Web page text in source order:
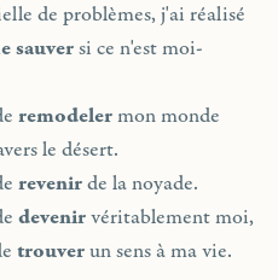
de problèmes, j'ai réalisé
sauversi ce n'est moi-
remodelermon monde
le désert.
revenirde la noyade.
devenirvéritablement moi,
trouverun sens à ma vie.